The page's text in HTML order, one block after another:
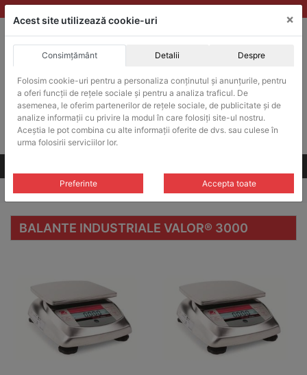
Skip
to
ACHIZITII PUBLICE
Produsele pot fi achizitionate si in sistemul SEAP / SICAP
Products
search
CAUTARE
Cere-ne oferta!
Balante industriale / Balante industriale Valor® 3000
BALANTE INDUSTRIALE VALOR® 3000
Acest site utilizează cookie-uri ×
Consimțământ Detalii Despre
Folosim cookie-uri pentru a personaliza conținutul și anunțurile, pentru
a oferi funcții de rețele sociale și pentru a analiza traficul. De
asemenea, le oferim partenerilor de rețele sociale, de publicitate și de
analize informații cu privire la modul în care folosiți site-ul nostru.
Aceștia le pot combina cu alte informații oferite de dvs. sau culese în
urma folosirii serviciilor lor.
Preferinte Accepta toate